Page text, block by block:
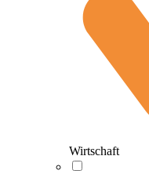
Wirtschaft